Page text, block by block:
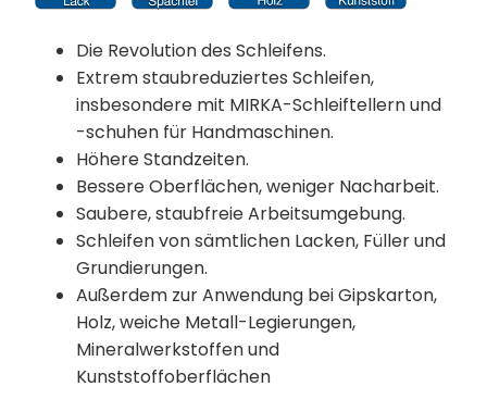
Die Revolution des Schleifens.
Extrem staubreduziertes Schleifen,
insbesondere mit MIRKA-Schleiftellern und
-schuhen für Handmaschinen.
Höhere Standzeiten.
Bessere Oberflächen, weniger Nacharbeit.
Saubere, staubfreie Arbeitsumgebung.
Schleifen von sämtlichen Lacken, Füller und
Grundierungen.
Außerdem zur Anwendung bei Gipskarton,
Holz, weiche Metall-Legierungen,
Mineralwerkstoffen und
Kunststoffoberflächen